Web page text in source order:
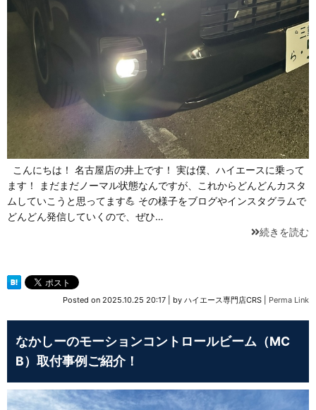
こんにちは！ 名古屋店の井上です！ 実は僕、ハイエースに乗って
ます！ まだまだノーマル状態なんですが、これからどんどんカスタ
ムしていこうと思ってます💪 その様子をブログやインスタグラムで
どんどん発信していくので、ぜひ…
続きを読む
Posted on 2025.10.25 20:17 by ハイエース専門店CRS Perma Link
なかしーのモーションコントロールビーム（MC
B）取付事例ご紹介！